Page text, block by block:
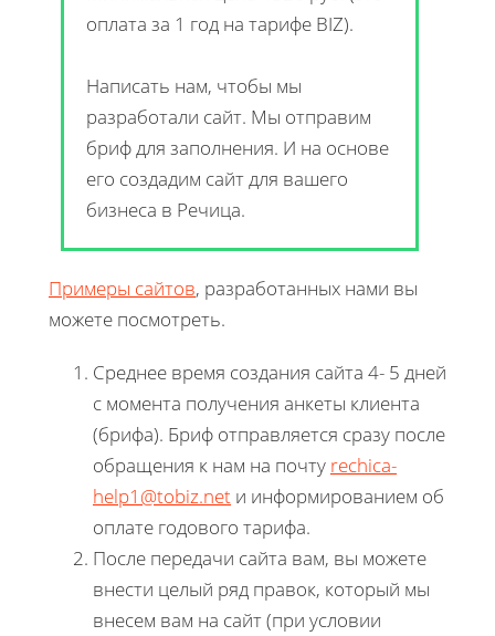
оплата за 1 год на тарифе BIZ).
Написать нам, чтобы мы
разработали сайт. Мы отправим
бриф для заполнения. И на основе
его создадим сайт для вашего
бизнеса в Речица.
Примеры сайтов, разработанных нами вы
можете посмотреть.
Среднее время создания сайта 4- 5 дней
с момента получения анкеты клиента
(брифа). Бриф отправляется сразу после
обращения к нам на почту rechica-
help1@tobiz.net и информированием об
оплате годового тарифа.
После передачи сайта вам, вы можете
внести целый ряд правок, который мы
внесем вам на сайт (при условии